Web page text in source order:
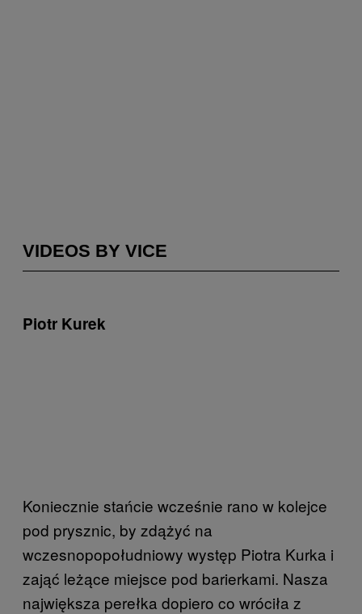
VIDEOS BY VICE
Piotr Kurek
Koniecznie stańcie wcześnie rano w kolejce
pod prysznic, by zdążyć na
wczesnopopołudniowy występ Piotra Kurka i
zająć leżące miejsce pod barierkami. Nasza
największa perełka dopiero co wróciła z